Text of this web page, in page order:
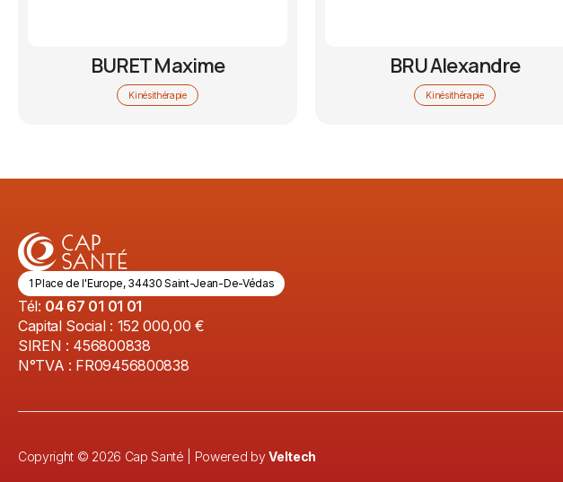
BURET Maxime
Kinésithérapie
BRU Alexandre
Kinésithérapie
1 Place de l'Europe, 34430 Saint-Jean-De-Védas
Tél: 04 67 01 01 01
Capital Social : 152 000,00 €
SIREN : 456800838
N°TVA : FR09456800838
Copyright © 2026 Cap Santé | Powered byVeltech